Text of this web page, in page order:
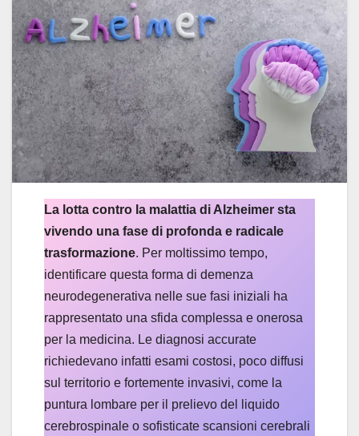
La lotta contro la malattia di Alzheimer sta
vivendo una fase di profonda e radicale
trasformazione. Per moltissimo tempo,
identificare questa forma di demenza
neurodegenerativa nelle sue fasi iniziali ha
rappresentato una sfida complessa e onerosa
per la medicina. Le diagnosi accurate
richiedevano infatti esami costosi, poco diffusi
sul territorio e fortemente invasivi, come la
puntura lombare per il prelievo del liquido
cerebrospinale o sofisticate scansioni cerebrali